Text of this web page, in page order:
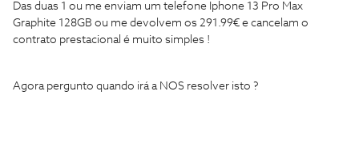
Das duas 1 ou me enviam um telefone Iphone 13 Pro Max
Graphite 128GB ou me devolvem os 291.99€ e cancelam o
contrato prestacional é muito simples !
Agora pergunto quando irá a NOS resolver isto ?